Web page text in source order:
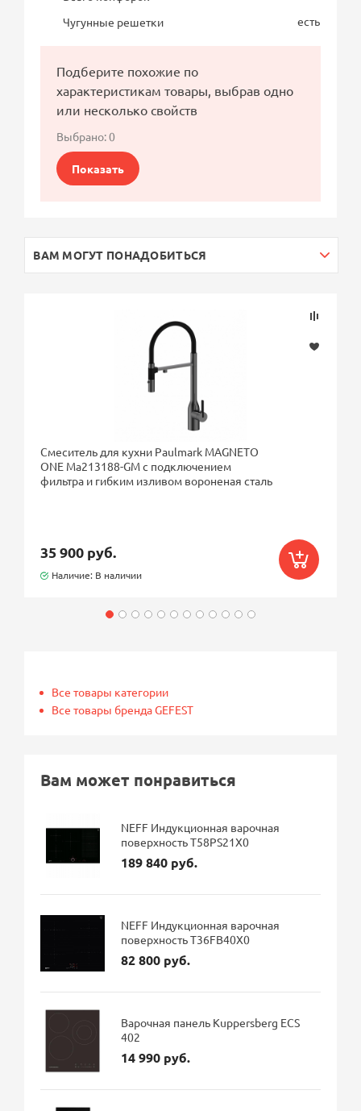
Чугунные решетки
есть
Подберите похожие по
характеристикам товары, выбрав одно
или несколько свойств
Выбрано:0
Показать
ВАМ МОГУТ ПОНАДОБИТЬСЯ
Смеситель для кухни Paulmark MAGNETO
ONE Ma213188-GM с подключением
фильтра и гибким изливом вороненая сталь
35 900 руб.
Наличие: В наличии
Все товары категории
Все товары бренда GEFEST
Вам может понравиться
NEFF Индукционная варочная
поверхность T58PS21X0
189 840 руб.
NEFF Индукционная варочная
поверхность T36FB40X0
82 800 руб.
Варочная панель Kuppersberg ECS
402
14 990 руб.